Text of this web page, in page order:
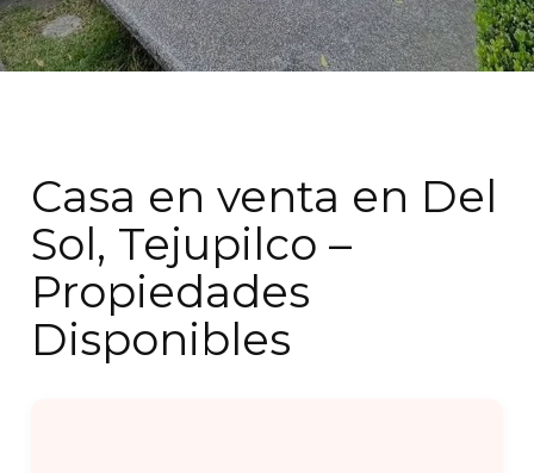
Casa en venta en Del
Sol, Tejupilco –
Propiedades
Disponibles